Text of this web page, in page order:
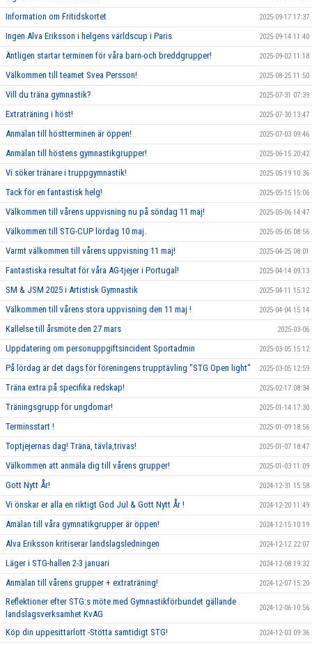
Information om Fritidskortet 2025-09-17 17:37
Ingen Alva Eriksson i helgens världscup i Paris 2025-09-14 11:40
Äntligen startar terminen för våra barn-och breddgrupper! 2025-09-02 11:18
Välkommen till teamet Svea Persson! 2025-08-25 11:50
Vill du träna gymnastik? 2025-07-31 07:39
Extraträning i höst! 2025-07-30 13:47
Anmälan till höstterminen är öppen! 2025-07-03 09:46
Anmälan till höstens gymnastikgrupper! 2025-06-15 20:42
Vi söker tränare i truppgymnastik! 2025-05-19 10:36
Tack för en fantastisk helg! 2025-05-15 15:06
Välkommen till vårens uppvisning nu på söndag 11 maj! 2025-05-06 14:47
Välkommen till STG-CUP lördag 10 maj. 2025-05-05 08:56
Varmt välkommen till vårens uppvisning 11 maj! 2025-04-25 08:01
Fantastiska resultat för våra AG-tjejer i Portugal! 2025-04-14 09:13
SM & JSM 2025 i Artistisk Gymnastik 2025-04-11 15:12
Välkommen till vårens stora uppvisning den 11 maj ! 2025-04-04 15:14
Kallelse till årsmöte den 27 mars 2025-03-06
Uppdatering om personuppgiftsincident Sportadmin 2025-03-05 15:12
På lördag är det dags för föreningens trupptävling "STG Open light" 2025-03-05 12:59
Träna extra på specifika redskap! 2025-02-17 08:34
Träningsgrupp för ungdomar! 2025-01-14 17:30
Terminsstart ! 2025-01-09 18:56
Toptjejernas dag! Träna, tävla,trivas! 2025-01-07 18:47
Välkommen att anmäla dig till vårens grupper! 2025-01-03 11:09
Gott Nytt År! 2024-12-31 15:58
Vi önskar er alla en riktigt God Jul & Gott Nytt År ! 2024-12-20 11:49
Amälan till våra gymnatikgrupper är öppen! 2024-12-15 10:19
Alva Eriksson kritiserar landslagsledningen 2024-12-12 22:07
Läger i STG-hallen 2-3 januari 2024-12-08 19:32
Anmälan till vårens grupper + extraträning! 2024-12-07 15:20
Reflektioner efter STG:s möte med Gymnastikförbundet gällande
landslagsverksamhet KvAG
2024-12-06 10:56
Köp din uppesittarlott -Stötta samtidigt STG! 2024-12-03 09:36